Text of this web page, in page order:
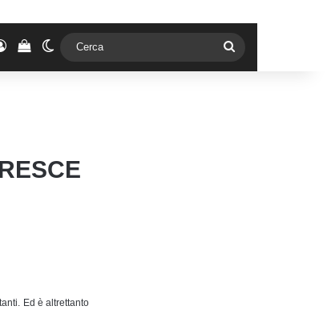
AccediVedi il carrello
Cambia aspetto
Ed è altrettanto